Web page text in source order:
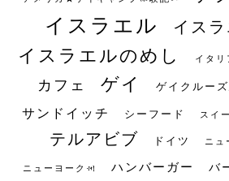
イスラエル イス
イスラエルのめし イタリ
カフェ ゲイ ゲイクルー
サンドイッチ シーフード スイ
テルアビブ ドイツ ニュ
ニューヨーク州 ハンバーガー バ